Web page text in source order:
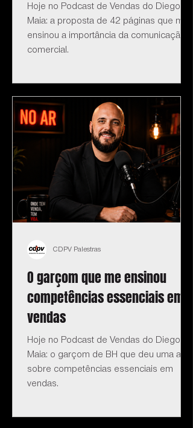
Hoje no Podcast de Vendas do Diego
Maia: a proposta de 42 páginas que me
ensinou a importância da comunicação
comercial.
O garçom que me ensinou
competências essenciais em
vendas
Hoje no Podcast de Vendas do Diego
Maia: o garçom de BH que deu uma aula
sobre competências essenciais em
vendas.
CDPV Palestras